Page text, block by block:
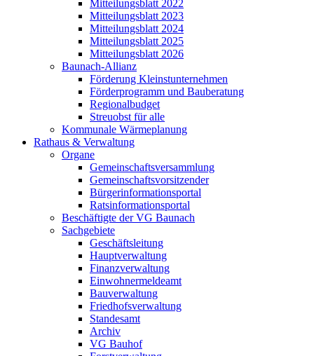
Mitteilungsblatt 2022
Mitteilungsblatt 2023
Mitteilungsblatt 2024
Mitteilungsblatt 2025
Mitteilungsblatt 2026
Baunach-Allianz
Förderung Kleinstunternehmen
Förderprogramm und Bauberatung
Regionalbudget
Streuobst für alle
Kommunale Wärmeplanung
Rathaus & Verwaltung
Organe
Gemeinschaftsversammlung
Gemeinschaftsvorsitzender
Bürgerinformationsportal
Ratsinformationsportal
Beschäftigte der VG Baunach
Sachgebiete
Geschäftsleitung
Hauptverwaltung
Finanzverwaltung
Einwohnermeldeamt
Bauverwaltung
Friedhofsverwaltung
Standesamt
Archiv
VG Bauhof